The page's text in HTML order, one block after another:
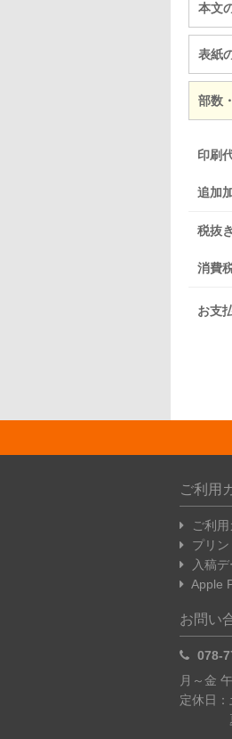
本文
表紙
部数
印刷
追加
税抜
消費
お支
ご利用
ご利
プリ
入稿
Apple
お問い
078-
月～金
定休日